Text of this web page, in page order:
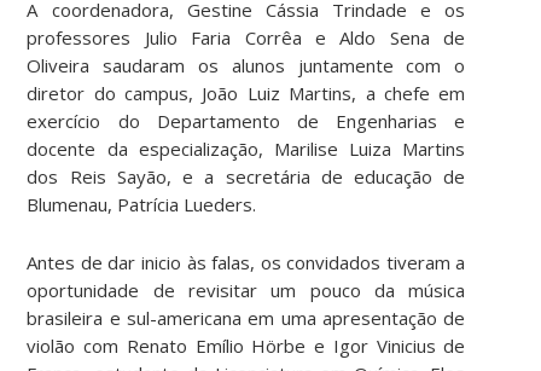
A coordenadora, Gestine Cássia Trindade e os
professores Julio Faria Corrêa e Aldo Sena de
Oliveira saudaram os alunos juntamente com o
diretor do campus, João Luiz Martins, a chefe em
exercício do Departamento de Engenharias e
docente da especialização, Marilise Luiza Martins
dos Reis Sayão, e a secretária de educação de
Blumenau, Patrícia Lueders.
Antes de dar inicio às falas, os convidados tiveram a
oportunidade de revisitar um pouco da música
brasileira e sul-americana em uma apresentação de
violão com Renato Emílio Hörbe e Igor Vinicius de